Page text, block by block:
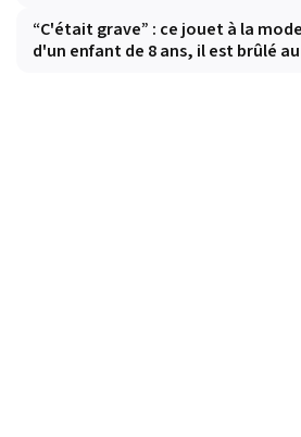
“C'était grave” : ce jouet à la
d'un enfant de 8 ans, il est brûlé